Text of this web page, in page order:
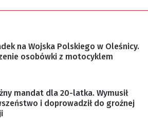
na Wojska Polskiego w Oleśnicy.
osobówki z motocyklem
mandat dla 20-latka. Wymusił
i doprowadził do groźnej